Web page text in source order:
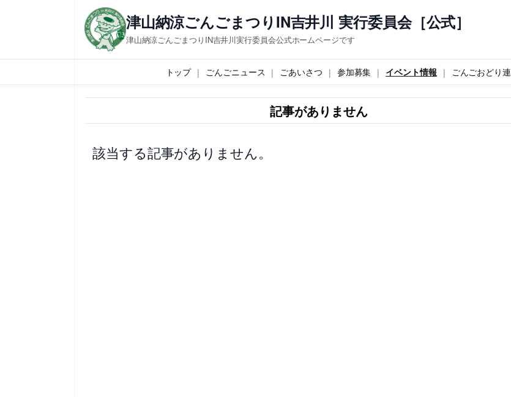
ス
キ
津山納涼ごんごまつりIN吉井川 実行委員会［公式］
津山納涼ごんごまつりIN吉井川実行委員会公式ホームページです
トップ ごんごニュース ごあいさつ 参加募集 イベント情報 ごんごおどり連
記事がありません
該当する記事がありません。